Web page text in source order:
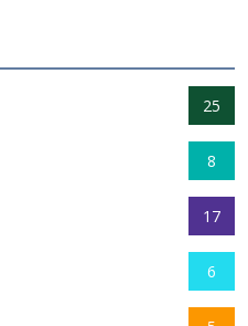
25
8
17
6